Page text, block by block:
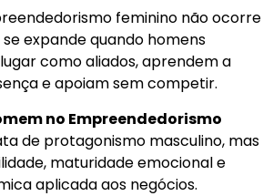
feminino não ocorre
expande quando homens
como aliados, aprendem a
e apoiam sem competir.
no Empreendedorismo
de protagonismo masculino, mas
maturidade emocional e
aplicada aos negócios.